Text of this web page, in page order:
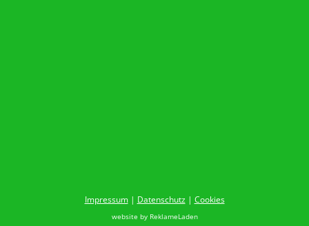
Impressum| Datenschutz| Cookies
website by ReklameLaden